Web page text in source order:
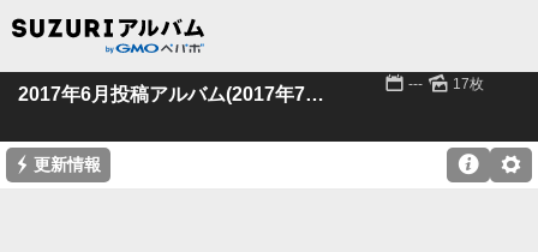
2017年6月投稿アルバム(2017年7月発表 📅 --- 🌄 17枚
⚡ 更新情報 ⚙
